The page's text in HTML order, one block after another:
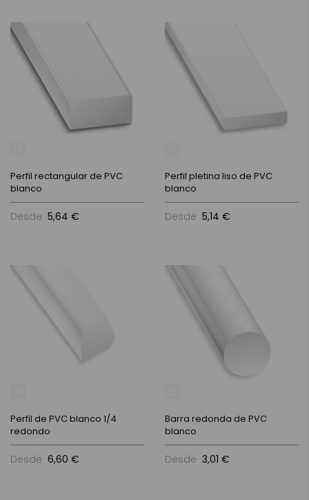
Perfil rectangular de PVC
blanco
Desde 5,64 €
Perfil pletina liso de PVC
blanco
Desde 5,14 €
Perfil de PVC blanco 1/4
redondo
Desde 6,60 €
Barra redonda de PVC
blanco
Desde 3,01 €